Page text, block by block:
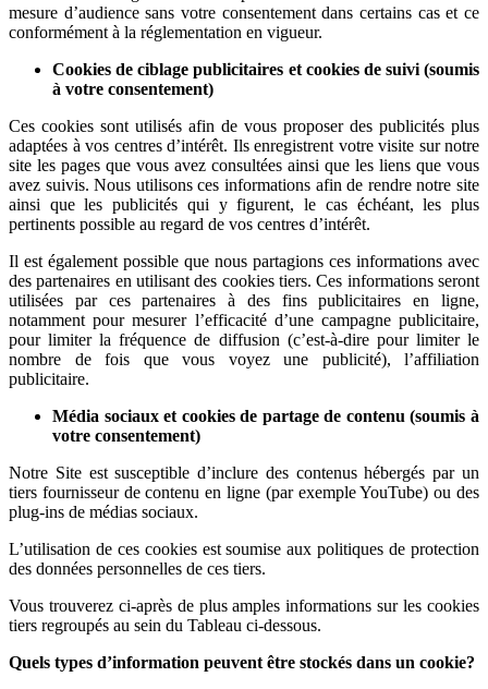
mesure d’audience sans votre consentement dans certains cas et ce
conformément à la réglementation en vigueur.
Cookies de ciblage publicitaires et cookies de suivi (soumis
à votre consentement)
Ces cookies sont utilisés afin de vous proposer des publicités plus
adaptées à vos centres d’intérêt. Ils enregistrent votre visite sur notre
site les pages que vous avez consultées ainsi que les liens que vous
avez suivis. Nous utilisons ces informations afin de rendre notre site
ainsi que les publicités qui y figurent, le cas échéant, les plus
pertinents possible au regard de vos centres d’intérêt.
Il est également possible que nous partagions ces informations avec
des partenaires en utilisant des cookies tiers. Ces informations seront
utilisées par ces partenaires à des fins publicitaires en ligne,
notamment pour mesurer l’efficacité d’une campagne publicitaire,
pour limiter la fréquence de diffusion (c’est-à-dire pour limiter le
nombre de fois que vous voyez une publicité), l’affiliation
publicitaire.
Média sociaux et cookies de partage de contenu (soumis à
votre consentement)
Notre Site est susceptible d’inclure des contenus hébergés par un
tiers fournisseur de contenu en ligne (par exemple YouTube) ou des
plug-ins de médias sociaux.
L’utilisation de ces cookies est soumise aux politiques de protection
des données personnelles de ces tiers.
Vous trouverez ci-après de plus amples informations sur les cookies
tiers regroupés au sein du Tableau ci-dessous.
Quels types d’information peuvent être stockés dans un cookie?